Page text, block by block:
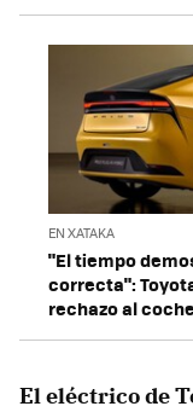
EN XATAKA
"El tiempo
correcta":
rechazo al
El eléctrico de